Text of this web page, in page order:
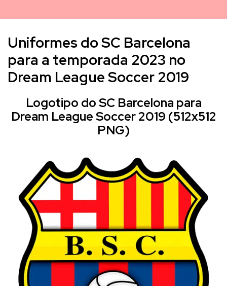
Uniformes do SC Barcelona
para a temporada 2023 no
Dream League Soccer 2019
Logotipo do SC Barcelona para
Dream League Soccer 2019 (512x512
PNG)